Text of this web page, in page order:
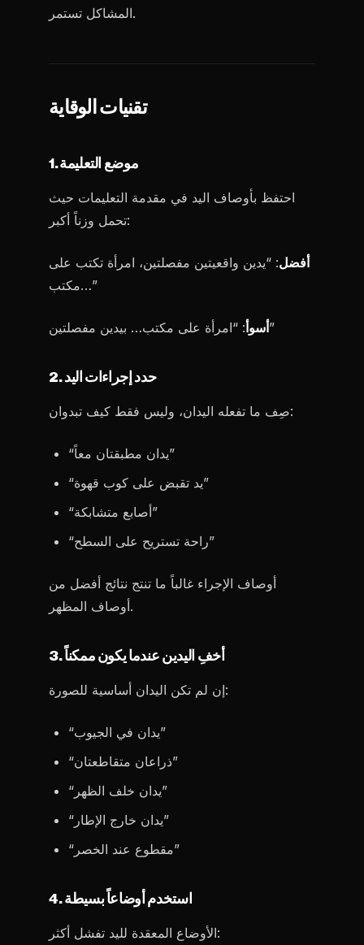
المشاكل تستمر.
تقنيات الوقاية
1. موضع التعليمة
احتفظ بأوصاف اليد في مقدمة التعليمات حيث
تحمل وزناً أكبر:
أفضل: “يدين واقعيتين مفصلتين، امرأة تكتب على
مكتب…”
أسوأ: “امرأة على مكتب… بيدين مفصلتين”
2. حدد إجراءات اليد
صِف ما تفعله اليدان، وليس فقط كيف تبدوان:
“يدان مطبقتان معاً”
“يد تقبض على كوب قهوة”
“أصابع متشابكة”
“راحة تستريح على السطح”
أوصاف الإجراء غالباً ما تنتج نتائج أفضل من
أوصاف المظهر.
3. أخفِ اليدين عندما يكون ممكناً
إن لم تكن اليدان أساسية للصورة:
“يدان في الجيوب”
“ذراعان متقاطعتان”
“يدان خلف الظهر”
“يدان خارج الإطار”
“مقطوع عند الخصر”
4. استخدم أوضاعاً بسيطة
الأوضاع المعقدة لليد تفشل أكثر: